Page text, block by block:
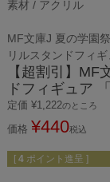
素材 / アクリル
MF文庫J 夏の学園
リルスタンドフィギ
【超割引】MF
ドフィギュア
定価 ¥1,222のところ
価格 ¥440税込
[ 4 ポイント進呈 ]